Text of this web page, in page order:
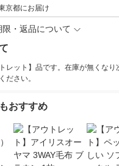
京都にお届け
・返品について
レット】品です。在庫が無くな
ださい。
おすすめ